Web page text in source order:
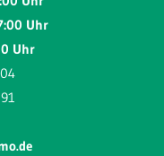
Uhr
Uhr